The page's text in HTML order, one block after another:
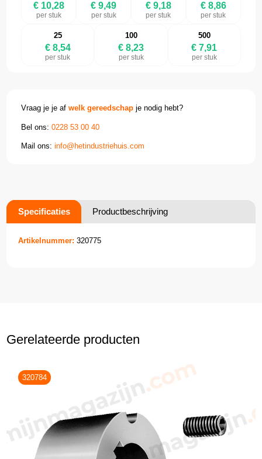
€ 10,28
per stuk
€ 9,49
per stuk
€ 9,18
per stuk
€ 8,86
per stuk
25
€ 8,54
per stuk
100
€ 8,23
per stuk
500
€ 7,91
per stuk
Vraag je je afwelk gereedschap je nodig hebt?
Bel ons:0228 53 00 40
Mail ons:info@hetindustriehuis.com
Specificaties Productbeschrijving
Artikelnummer: 320775
Gerelateerde producten
320784